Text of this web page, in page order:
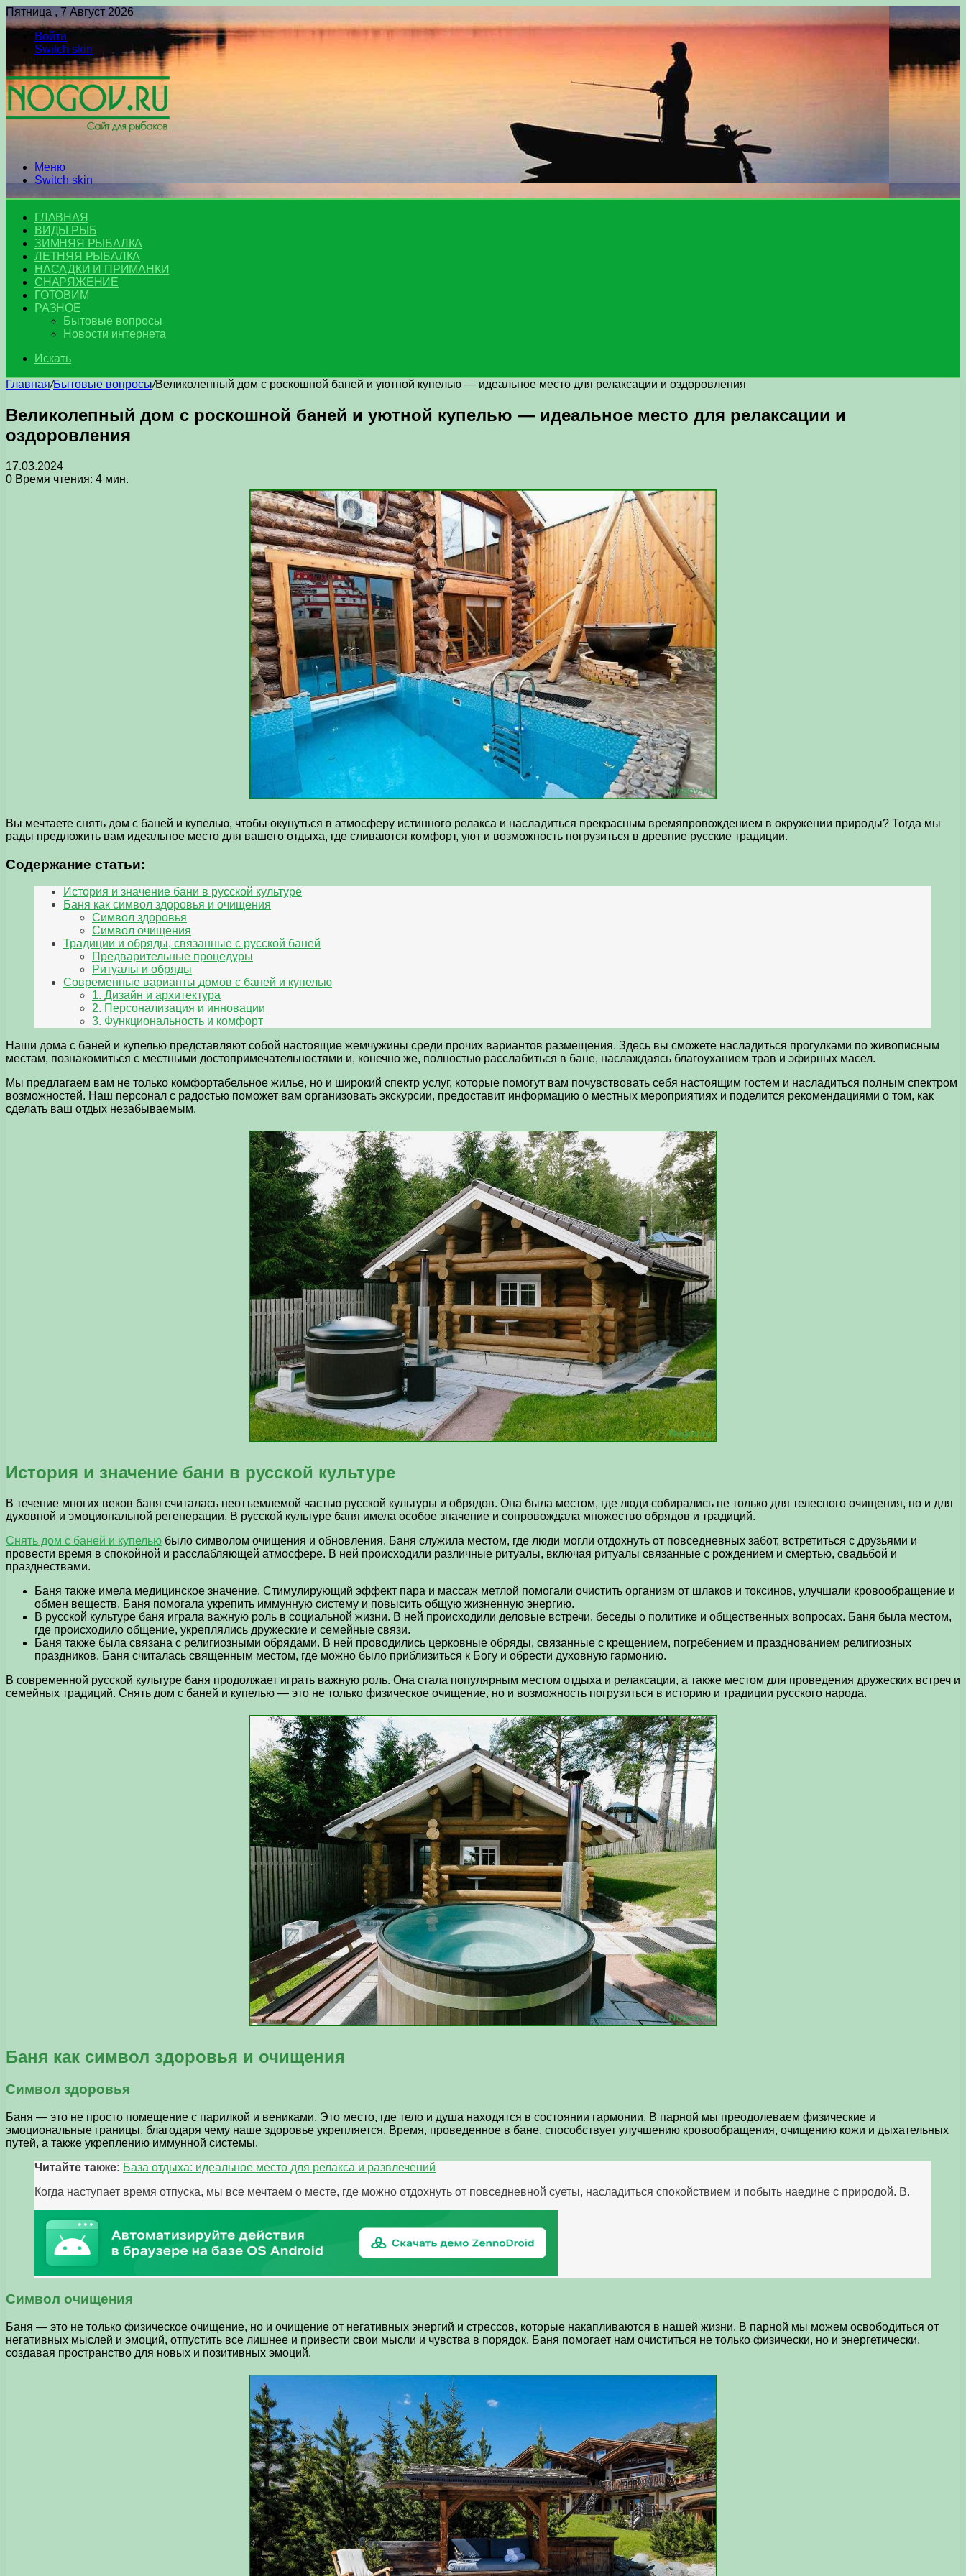
Пятница , 7 Август 2026
Войти
Switch skin
Меню
Switch skin
ГЛАВНАЯ
ВИДЫ РЫБ
ЗИМНЯЯ РЫБАЛКА
ЛЕТНЯЯ РЫБАЛКА
НАСАДКИ И ПРИМАНКИ
СНАРЯЖЕНИЕ
ГОТОВИМ
РАЗНОЕ
Бытовые вопросы
Новости интернета
Искать
Главная/Бытовые вопросы/Великолепный дом с роскошной баней и уютной купелью — идеальное место для релаксации и оздоровления
Великолепный дом с роскошной баней и уютной купелью — идеальное место для релаксации и
оздоровления
17.03.2024
0 Время чтения: 4 мин.
Вы мечтаете снять дом с баней и купелью, чтобы окунуться в атмосферу истинного релакса и насладиться прекрасным времяпровождением в окружении природы? Тогда мы
рады предложить вам идеальное место для вашего отдыха, где сливаются комфорт, уют и возможность погрузиться в древние русские традиции.
Содержание статьи:
История и значение бани в русской культуре
Баня как символ здоровья и очищения
Символ здоровья
Символ очищения
Традиции и обряды, связанные с русской баней
Предварительные процедуры
Ритуалы и обряды
Современные варианты домов с баней и купелью
1. Дизайн и архитектура
2. Персонализация и инновации
3. Функциональность и комфорт
Наши дома с баней и купелью представляют собой настоящие жемчужины среди прочих вариантов размещения. Здесь вы сможете насладиться прогулками по живописным
местам, познакомиться с местными достопримечательностями и, конечно же, полностью расслабиться в бане, наслаждаясь благоуханием трав и эфирных масел.
Мы предлагаем вам не только комфортабельное жилье, но и широкий спектр услуг, которые помогут вам почувствовать себя настоящим гостем и насладиться полным спектром
возможностей. Наш персонал с радостью поможет вам организовать экскурсии, предоставит информацию о местных мероприятиях и поделится рекомендациями о том, как
сделать ваш отдых незабываемым.
История и значение бани в русской культуре
В течение многих веков баня считалась неотъемлемой частью русской культуры и обрядов. Она была местом, где люди собирались не только для телесного очищения, но и для
духовной и эмоциональной регенерации. В русской культуре баня имела особое значение и сопровождала множество обрядов и традиций.
Снять дом с баней и купелью было символом очищения и обновления. Баня служила местом, где люди могли отдохнуть от повседневных забот, встретиться с друзьями и
провести время в спокойной и расслабляющей атмосфере. В ней происходили различные ритуалы, включая ритуалы связанные с рождением и смертью, свадьбой и
празднествами.
Баня также имела медицинское значение. Стимулирующий эффект пара и массаж метлой помогали очистить организм от шлаков и токсинов, улучшали кровообращение и
обмен веществ. Баня помогала укрепить иммунную систему и повысить общую жизненную энергию.
В русской культуре баня играла важную роль в социальной жизни. В ней происходили деловые встречи, беседы о политике и общественных вопросах. Баня была местом,
где происходило общение, укреплялись дружеские и семейные связи.
Баня также была связана с религиозными обрядами. В ней проводились церковные обряды, связанные с крещением, погребением и празднованием религиозных
праздников. Баня считалась священным местом, где можно было приблизиться к Богу и обрести духовную гармонию.
В современной русской культуре баня продолжает играть важную роль. Она стала популярным местом отдыха и релаксации, а также местом для проведения дружеских встреч и
семейных традиций. Снять дом с баней и купелью — это не только физическое очищение, но и возможность погрузиться в историю и традиции русского народа.
Баня как символ здоровья и очищения
Символ здоровья
Баня — это не просто помещение с парилкой и вениками. Это место, где тело и душа находятся в состоянии гармонии. В парной мы преодолеваем физические и
эмоциональные границы, благодаря чему наше здоровье укрепляется. Время, проведенное в бане, способствует улучшению кровообращения, очищению кожи и дыхательных
путей, а также укреплению иммунной системы.
Читайте также: База отдыха: идеальное место для релакса и развлечений
Когда наступает время отпуска, мы все мечтаем о месте, где можно отдохнуть от повседневной суеты, насладиться спокойствием и побыть наедине с природой. В.
Символ очищения
Баня — это не только физическое очищение, но и очищение от негативных энергий и стрессов, которые накапливаются в нашей жизни. В парной мы можем освободиться от
негативных мыслей и эмоций, отпустить все лишнее и привести свои мысли и чувства в порядок. Баня помогает нам очиститься не только физически, но и энергетически,
создавая пространство для новых и позитивных эмоций.